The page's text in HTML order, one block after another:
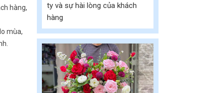
hàng,
mùa,
ty và sự hài lòng của khách
hàng